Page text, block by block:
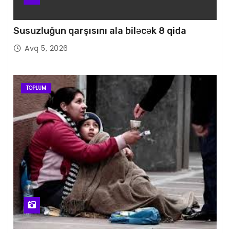
Susuzluğun qarşısını ala biləcək 8 qida
Avq 5, 2026
TOPLUM